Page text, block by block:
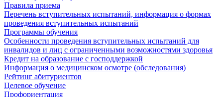
Правила приема
Перечень вступительных испытаний, информация о формах
проведения вступительных испытаний
Программы обучения
Особенности проведения вступительных испытаний для
инвалидов и лиц с ограниченными возможностями здоровья
Кредит на образование с господдержкой
Информация о медицинском осмотре (обследования)
Рейтинг абитуриентов
Целевое обучение
Профориентация